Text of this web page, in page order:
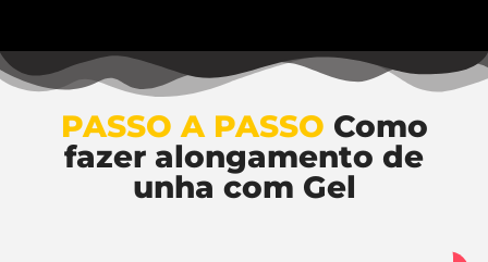
PASSO A PASSO Como
fazer alongamento de
unha com Gel